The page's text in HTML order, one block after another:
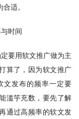
适。
时间
要用软文推广做为主
算了，因为软文推广
文发布的频率一定要
滥竽充数，要先了解
通过高频率的软文发